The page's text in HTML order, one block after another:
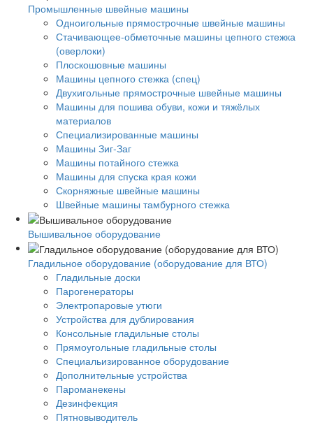
Промышленные швейные машины
Одноигольные прямострочные швейные машины
Стачивающее-обметочные машины цепного стежка
(оверлоки)
Плоскошовные машины
Машины цепного стежка (спец)
Двухигольные прямострочные швейные машины
Машины для пошива обуви, кожи и тяжёлых
материалов
Специализированные машины
Машины Зиг-Заг
Машины потайного стежка
Машины для спуска края кожи
Скорняжные швейные машины
Швейные машины тамбурного стежка
Вышивальное оборудование
Гладильное оборудование (оборудование для ВТО)
Гладильные доски
Парогенераторы
Электропаровые утюги
Устройства для дублирования
Консольные гладильные столы
Прямоугольные гладильные столы
Специальизированное оборудование
Дополнительные устройства
Пароманекены
Дезинфекция
Пятновыводитель